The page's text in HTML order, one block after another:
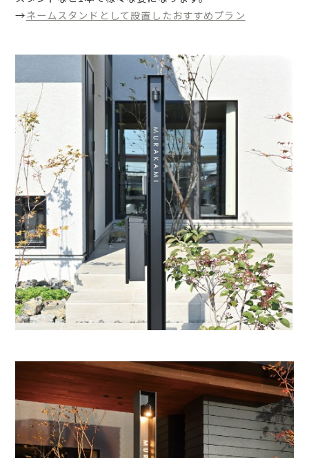
→ネームスタンドとして設置したおすすめプラン